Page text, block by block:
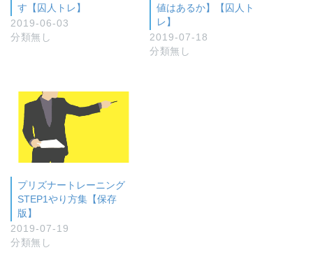
す【囚人トレ】
2019-06-03
分類無し
値はあるか】【囚人ト
レ】
2019-07-18
分類無し
プリズナートレーニング
STEP1やり方集【保存
版】
2019-07-19
分類無し